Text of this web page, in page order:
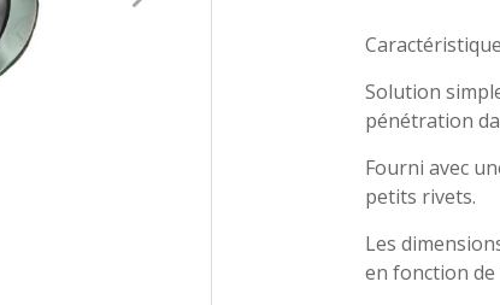
Solution
pénétration
Fourni avec
petits rivets.
Les
en fonction